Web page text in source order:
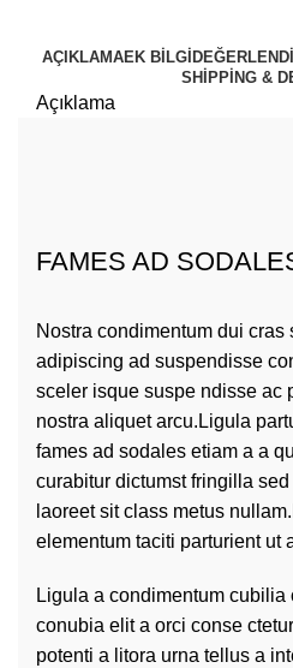
AÇIKLAMAEK BILGI
SHIPPING &
Açıklama
FAMES AD
Nostra condimentum dui cras
adipiscing ad suspendisse
sceler isque suspe ndisse ac
nostra aliquet arcu.Ligula
fames ad sodales etiam a a
curabitur dictumst fringilla
laoreet sit class metus
elementum taciti parturient ut
Ligula a condimentum cubilia
conubia elit a orci conse
potenti a litora urna tellus a